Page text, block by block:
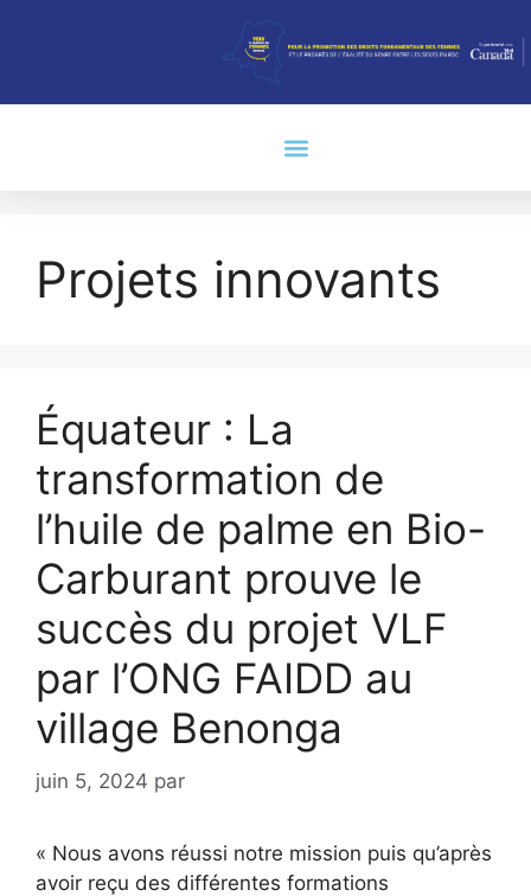
Projets innovants
Équateur : La
transformation de
l’huile de palme en Bio-
Carburant prouve le
succès du projet VLF
par l’ONG FAIDD au
village Benonga
juin 5, 2024 par
« Nous avons réussi notre mission puis qu’après
avoir reçu des différentes formations